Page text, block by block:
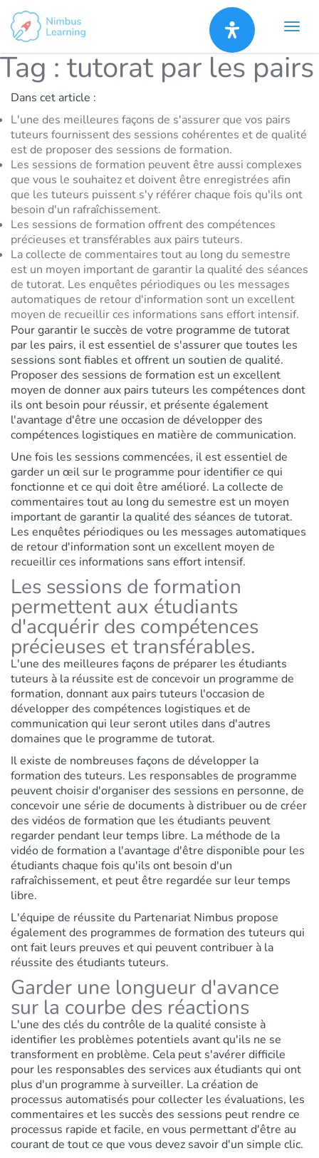
Tag : tutorat par les pairs
Dans cet article :
L'une des meilleures façons de s'assurer que vos pairs
tuteurs fournissent des sessions cohérentes et de qualité
est de proposer des sessions de formation.
Les sessions de formation peuvent être aussi complexes
que vous le souhaitez et doivent être enregistrées afin
que les tuteurs puissent s'y référer chaque fois qu'ils ont
besoin d'un rafraîchissement.
Les sessions de formation offrent des compétences
précieuses et transférables aux pairs tuteurs.
La collecte de commentaires tout au long du semestre
est un moyen important de garantir la qualité des séances
de tutorat. Les enquêtes périodiques ou les messages
automatiques de retour d'information sont un excellent
moyen de recueillir ces informations sans effort intensif.
Pour garantir le succès de votre programme de tutorat
par les pairs, il est essentiel de s'assurer que toutes les
sessions sont fiables et offrent un soutien de qualité.
Proposer des sessions de formation est un excellent
moyen de donner aux pairs tuteurs les compétences dont
ils ont besoin pour réussir, et présente également
l'avantage d'être une occasion de développer des
compétences logistiques en matière de communication.
Une fois les sessions commencées, il est essentiel de
garder un œil sur le programme pour identifier ce qui
fonctionne et ce qui doit être amélioré. La collecte de
commentaires tout au long du semestre est un moyen
important de garantir la qualité des séances de tutorat.
Les enquêtes périodiques ou les messages automatiques
de retour d'information sont un excellent moyen de
recueillir ces informations sans effort intensif.
Les sessions de formation
permettent aux étudiants
d'acquérir des compétences
précieuses et transférables.
L'une des meilleures façons de préparer les étudiants
tuteurs à la réussite est de concevoir un programme de
formation, donnant aux pairs tuteurs l'occasion de
développer des compétences logistiques et de
communication qui leur seront utiles dans d'autres
domaines que le programme de tutorat.
Il existe de nombreuses façons de développer la
formation des tuteurs. Les responsables de programme
peuvent choisir d'organiser des sessions en personne, de
concevoir une série de documents à distribuer ou de créer
des vidéos de formation que les étudiants peuvent
regarder pendant leur temps libre. La méthode de la
vidéo de formation a l'avantage d'être disponible pour les
étudiants chaque fois qu'ils ont besoin d'un
rafraîchissement, et peut être regardée sur leur temps
libre.
L'équipe de réussite du Partenariat Nimbus propose
également des programmes de formation des tuteurs qui
ont fait leurs preuves et qui peuvent contribuer à la
réussite des étudiants tuteurs.
Garder une longueur d'avance
sur la courbe des réactions
L'une des clés du contrôle de la qualité consiste à
identifier les problèmes potentiels avant qu'ils ne se
transforment en problème. Cela peut s'avérer difficile
pour les responsables des services aux étudiants qui ont
plus d'un programme à surveiller. La création de
processus automatisés pour collecter les évaluations, les
commentaires et les succès des sessions peut rendre ce
processus rapide et facile, en vous permettant d'être au
courant de tout ce que vous devez savoir d'un simple clic.